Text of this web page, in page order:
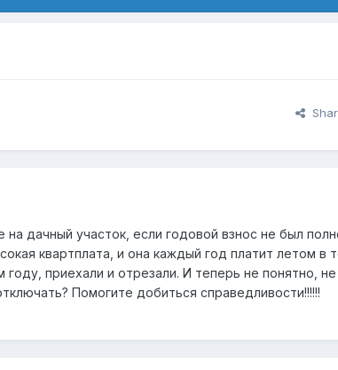
дачный участок, если годовой взнос не был
квартплата, и она каждый год платит летом в
приехали и отрезали. И теперь не понятно,
Помогите добиться справедливости!!!!!!